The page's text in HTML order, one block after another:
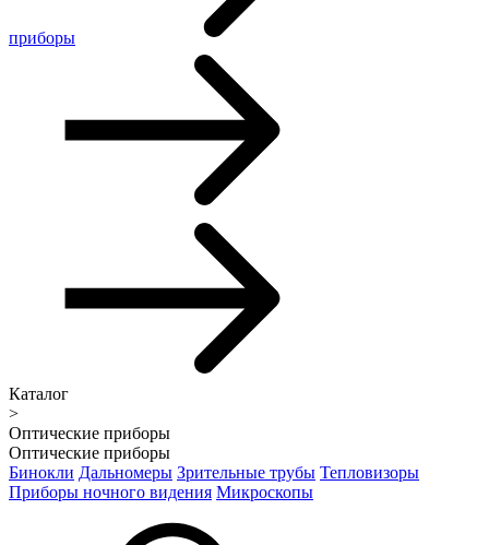
приборы
Каталог
>
Оптические приборы
Оптические приборы
Бинокли Дальномеры Зрительные трубы Тепловизоры
Приборы ночного видения Микроскопы